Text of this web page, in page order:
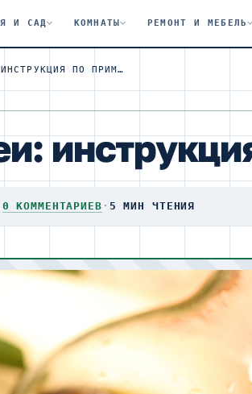
И САД КОМНАТЫ РЕМОНТ И МЕБЕЛЬ
НАСТОЙКА ЭХИНАЦЕИ: ИНСТРУКЦИЯ ПО ПРИМЕНЕНИЮ
0 КОММЕНТАРИЕВ · 5 МИН ЧТЕНИЯ